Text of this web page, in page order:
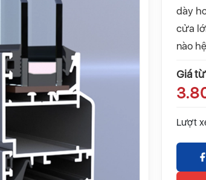
dày
cửa
nào
Giá
Lượt